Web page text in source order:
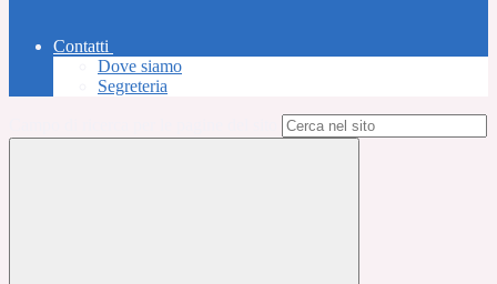
Contatti
Dove siamo
Segreteria